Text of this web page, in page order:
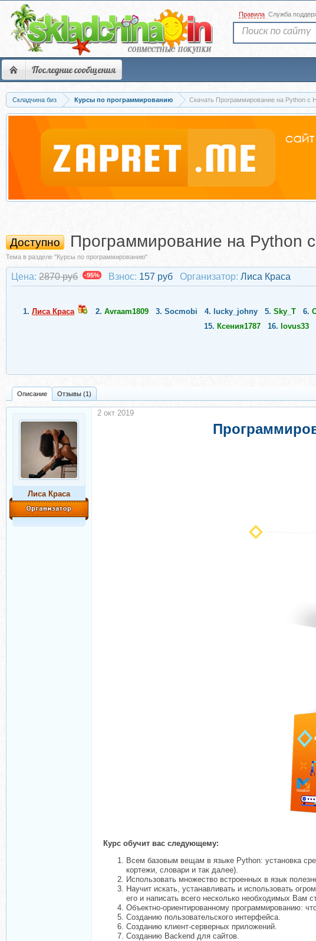
Последние сообщения
Правила Служба
Складчина биз Курсы по программированию Скачать Программирование на Python с
Доступно Программирование на Python
Тема в разделе "Курсы по программированию"
Цена: 2870 руб -95% Взнос: 157 руб Организатор: Лиса Краса
1. Лиса Краса 2. Avraam1809 3. Socmobi 4. lucky_johny 5. Sky_T 6.
15. Ксения1787 16. lovus33
Описание Отзывы (1)
Лиса Краса
Курс обучит вас следующему:
Всем базовым вещам в языке Python: установка
кортежи, словари и так далее).
Использовать множество встроенных в язык
Научит искать, устанавливать и использовать
его и написать всего несколько необходимых Вам
Объектно-ориентированному программированию:
Созданию пользовательского интерфейса.
Созданию клиент-серверных приложений.
Созданию Backend для сайтов.
2 окт 2019